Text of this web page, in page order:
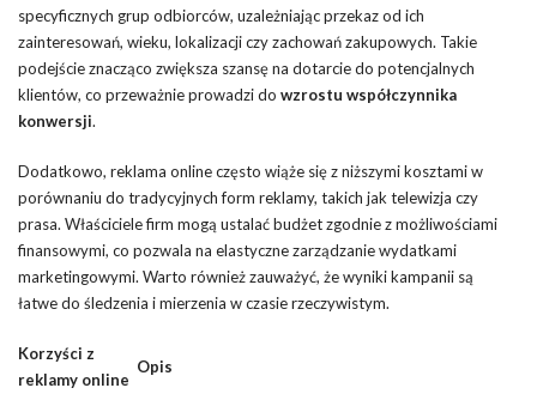
specyficznych grup odbiorców, uzależniając przekaz od ich
zainteresowań, wieku, lokalizacji czy zachowań zakupowych. Takie
podejście znacząco zwiększa szansę na dotarcie do potencjalnych
klientów, co przeważnie prowadzi do wzrostu współczynnika
konwersji.
Dodatkowo, reklama online często wiąże się z niższymi kosztami w
porównaniu do tradycyjnych form reklamy, takich jak telewizja czy
prasa. Właściciele firm mogą ustalać budżet zgodnie z możliwościami
finansowymi, co pozwala na elastyczne zarządzanie wydatkami
marketingowymi. Warto również zauważyć, że wyniki kampanii są
łatwe do śledzenia i mierzenia w czasie rzeczywistym.
Korzyści z
reklamy online
Opis